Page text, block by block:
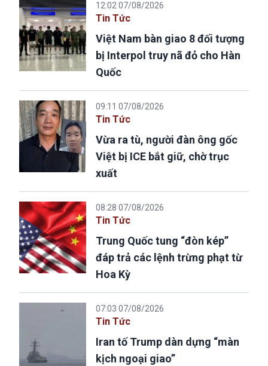
12:02 07/08/2026
Tin Tức
Việt Nam bàn giao 8 đối tượng
bị Interpol truy nã đỏ cho Hàn
Quốc
09:11 07/08/2026
Tin Tức
Vừa ra tù, người đàn ông gốc
Việt bị ICE bắt giữ, chờ trục
xuất
08:28 07/08/2026
Tin Tức
Trung Quốc tung “đòn kép”
đáp trả các lệnh trừng phạt từ
Hoa Kỳ
07:03 07/08/2026
Tin Tức
Iran tố Trump dàn dựng “màn
kịch ngoại giao”